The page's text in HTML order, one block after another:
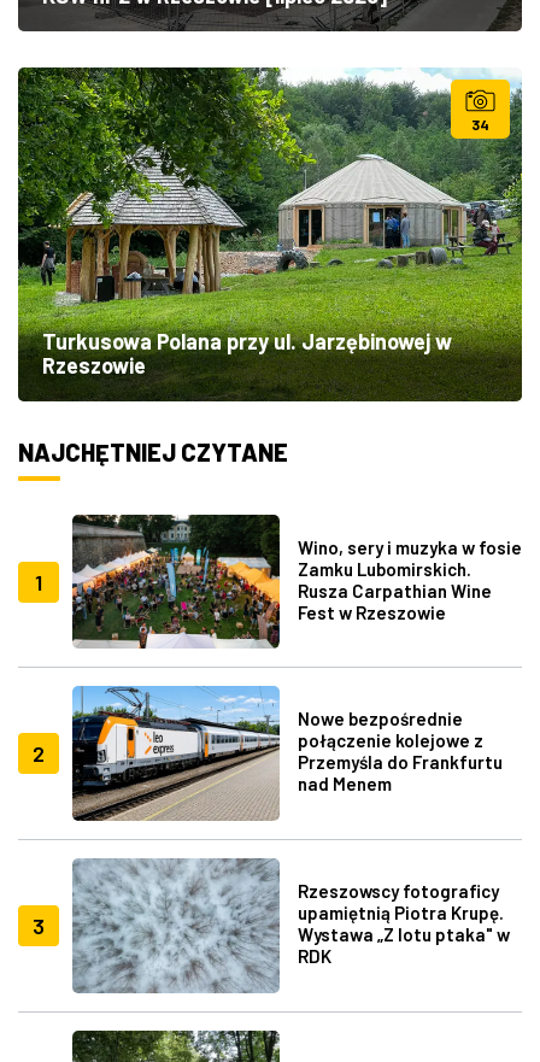
34
Turkusowa Polana przy ul. Jarzębinowej w
Rzeszowie
NAJCHĘTNIEJ CZYTANE
1
Wino, sery i muzyka w fosie
Zamku Lubomirskich.
Rusza Carpathian Wine
Fest w Rzeszowie
2
Nowe bezpośrednie
połączenie kolejowe z
Przemyśla do Frankfurtu
nad Menem
3
Rzeszowscy fotograficy
upamiętnią Piotra Krupę.
Wystawa „Z lotu ptaka" w
RDK